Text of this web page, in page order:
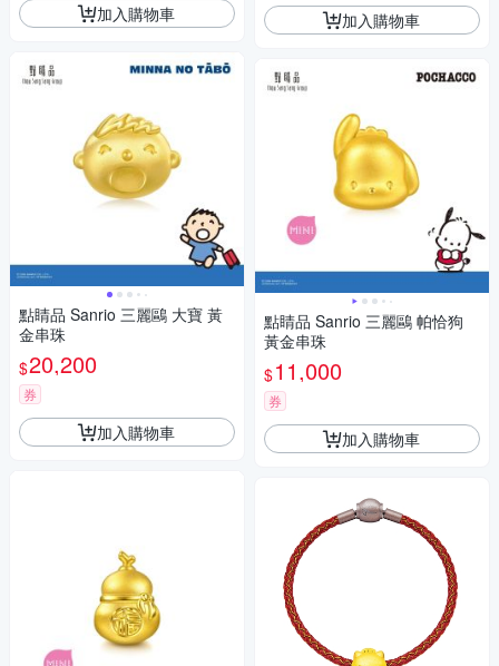
加入購物車
點睛品 Sanrio 三麗鷗 大寶 黃
金串珠
$20,200
券
加入購物車
加入購物車
點睛品 Sanrio 三麗鷗 帕恰狗
黃金串珠
$11,000
券
加入購物車